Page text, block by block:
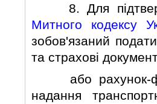
8. Для
Митного кодексу
зобов'язаний
та страховi
або рахунок-
надання